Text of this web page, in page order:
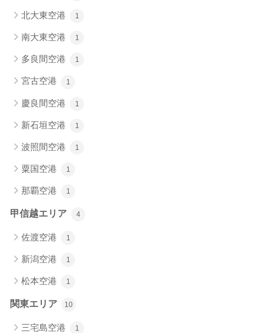
北大東空港 1
南大東空港 1
多良間空港 1
宮古空港 1
慶良間空港 1
新石垣空港 1
波照間空港 1
粟国空港 1
那覇空港 1
甲信越エリア 4
佐渡空港 1
新潟空港 1
松本空港 1
関東エリア 10
三宅島空港 1